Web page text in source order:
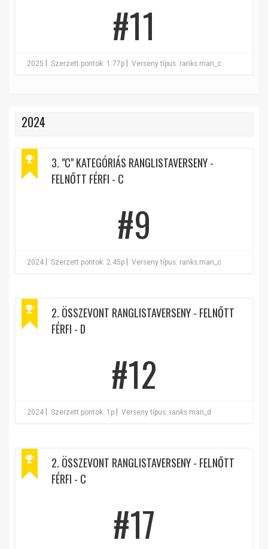
#11
2025 Szerzett pontok: 1.77p Verseny típus: ranks.man_c
2024
3. "C" KATEGÓRIÁS RANGLISTAVERSENY -
FELNŐTT FÉRFI - C
#9
2024 Szerzett pontok: 2.45p Verseny típus: ranks.man_c
2. ÖSSZEVONT RANGLISTAVERSENY - FELNŐTT
FÉRFI - D
#12
2024 Szerzett pontok: 1p Verseny típus: ranks.man_d
2. ÖSSZEVONT RANGLISTAVERSENY - FELNŐTT
FÉRFI - C
#17